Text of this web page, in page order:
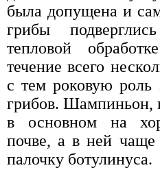
была допущена и
грибы
тепловой
течение всего
с тем роковую роль
грибов. Шампиньон,
в основном на
почве, а в ней
палочку ботулинуса.